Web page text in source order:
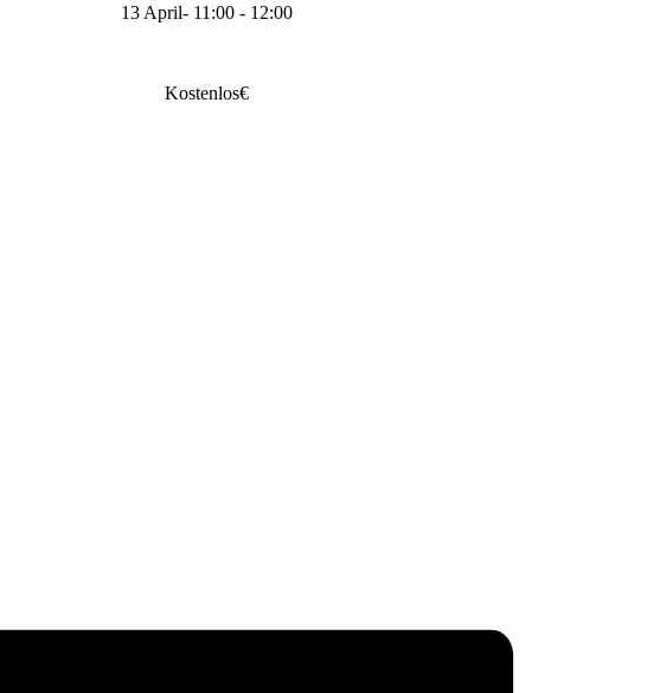
13 April- 11:00- 12:00
Kostenlos€